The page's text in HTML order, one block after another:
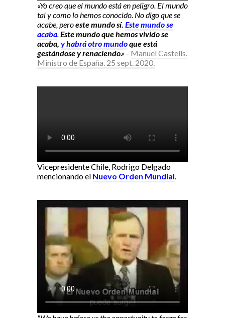
«Yo creo que el mundo está en peligro. El mundo
tal y como lo hemos conocido. No digo que se
acabe, peroeste mundo sí. Este mundo se
acaba.Este mundo que hemos vivido se
acaba, y habrá otro mundoque está
gestándose y renaciendo.» - Manuel Castells.
Ministro de España. 25 sept. 2020.
Vicepresidente Chile, Rodrigo Delgado
mencionando el Nuevo Orden Mundial.